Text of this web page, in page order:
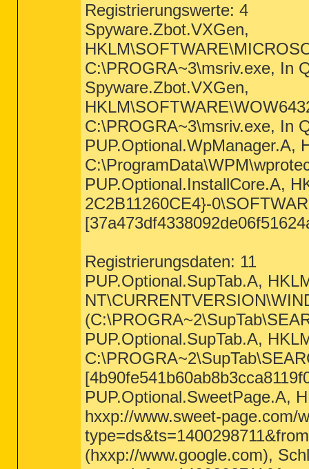
Registrierungswerte: 4
Spyware.Zbot.VXGen,
C:\PROGRA~3\msriv.exe, In
Spyware.Zbot.VXGen,
C:\PROGRA~3\msriv.exe, In
PUP.Optional.WpManager.A,
PUP.Optional.InstallCore.A,
2C2B11260CE4}-
Registrierungsdaten: 11
PUP.Optional.SupTab.A,
PUP.Optional.SupTab.A,
PUP.Optional.SweetPage.A,
hxxp://www.sweet-page.com/
(hxxp://www.google.com),